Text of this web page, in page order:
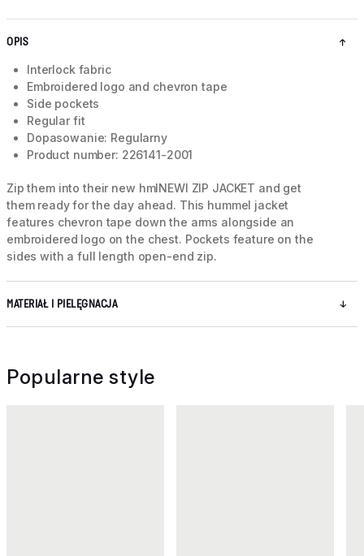
OPIS
Interlock fabric
Embroidered logo and chevron tape
Side pockets
Regular fit
Dopasowanie: Regularny
Product number: 226141-2001
Zip them into their new hmlNEWI ZIP JACKET and get
them ready for the day ahead. This hummel jacket
features chevron tape down the arms alongside an
embroidered logo on the chest. Pockets feature on the
sides with a full length open-end zip.
MATERIAŁ I PIELĘGNACJA
Popularne style